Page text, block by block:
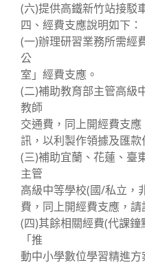
(六)提供高鐵新竹站接駁
四、經費支應說明如下：
(一)辦理研習業務所需經
公
室」經費支應。
(二)補助教育部主管高級
教師
交通費，同上開經費支
訊，以利製作領據及匯款
(三)補助宜蘭、花蓮、臺
主管
高級中等學校(國/私立，
費，同上開經費支應，
(四)其餘相關經費(代課
「推
動中小學數位學習精進方